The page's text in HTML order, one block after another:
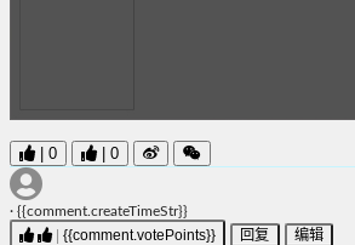
0 0
· {{comment.createTimeStr}}
| {{comment.votePoints}} 回复 编辑